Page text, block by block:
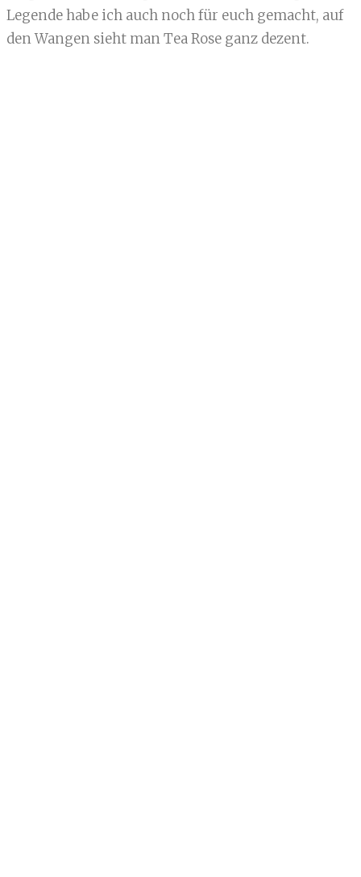
Legende habe ich auch noch für euch gemacht, auf
den Wangen sieht man Tea Rose ganz dezent.